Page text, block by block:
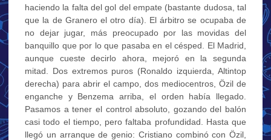
haciendo la falta del gol del empate (bastante dudosa, tal
que la de Granero el otro día). El árbitro se ocupaba de
no dejar jugar, más preocupado por las movidas del
banquillo que por lo que pasaba en el césped. El Madrid,
aunque cueste decirlo ahora, mejoró en la segunda
mitad. Dos extremos puros (Ronaldo izquierda, Altintop
derecha) para abrir el campo, dos mediocentros, Özil de
enganche y Benzema arriba, el orden había llegado.
Pasamos a tener el control absoluto, gozando del balón
casi todo el tiempo, pero faltaba profundidad. Hasta que
llegó un arranque de genio: Cristiano combinó con Özil,